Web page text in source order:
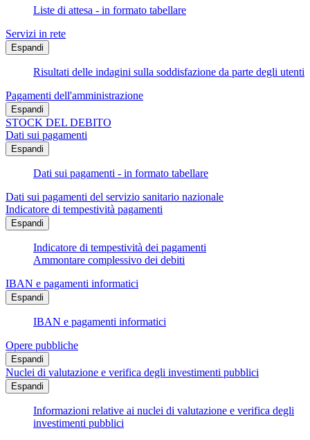
Liste di attesa - in formato tabellare
Servizi in rete
Espandi
Risultati delle indagini sulla soddisfazione da parte degli utenti
Pagamenti dell'amministrazione
Espandi
STOCK DEL DEBITO
Dati sui pagamenti
Espandi
Dati sui pagamenti - in formato tabellare
Dati sui pagamenti del servizio sanitario nazionale
Indicatore di tempestività pagamenti
Espandi
Indicatore di tempestività dei pagamenti
Ammontare complessivo dei debiti
IBAN e pagamenti informatici
Espandi
IBAN e pagamenti informatici
Opere pubbliche
Espandi
Nuclei di valutazione e verifica degli investimenti pubblici
Espandi
Informazioni relative ai nuclei di valutazione e verifica degli
investimenti pubblici